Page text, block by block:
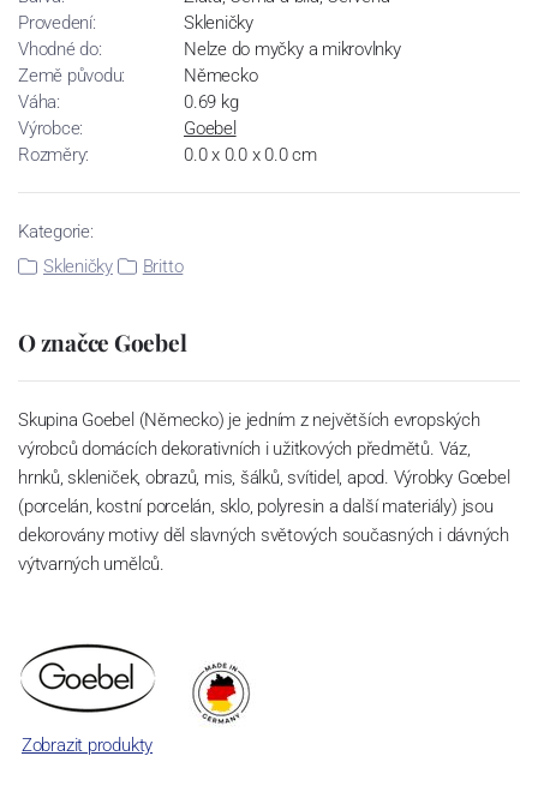
Provedení:
Skleničky
Vhodné do:
Nelze do myčky a mikrovlnky
Země původu:
Německo
Váha:
0.69 kg
Výrobce:
Goebel
Rozměry:
0.0 x 0.0 x 0.0 cm
Kategorie:
Skleničky
Britto
O značce Goebel
Skupina Goebel (Německo) je jedním z největších evropských
výrobců domácích dekorativních i užitkových předmětů. Váz,
hrnků, skleniček, obrazů, mis, šálků, svítidel, apod. Výrobky Goebel
(porcelán, kostní porcelán, sklo, polyresin a další materiály) jsou
dekorovány motivy děl slavných světových současných i dávných
výtvarných umělců.
Zobrazit produkty